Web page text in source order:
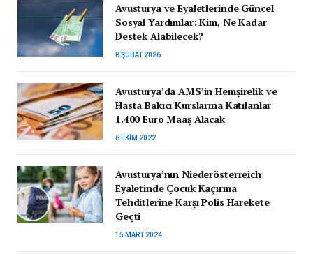
Avusturya ve Eyaletlerinde Güncel
Sosyal Yardımlar: Kim, Ne Kadar
Destek Alabilecek?
8 ŞUBAT 2026
Avusturya’da AMS’in Hemşirelik ve
Hasta Bakıcı Kurslarına Katılanlar
1.400 Euro Maaş Alacak
6 EKIM 2022
Avusturya’nın Niederösterreich
Eyaletinde Çocuk Kaçırma
Tehditlerine Karşı Polis Harekete
Geçti
15 MART 2024